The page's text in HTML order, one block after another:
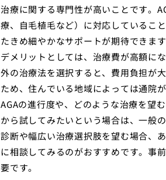
治療に関する専門性が高いことです。
療、自毛植毛など）に対応しているこ
たきめ細やかなサポートが期待できま
デメリットとしては、治療費が高額に
外の治療法を選択すると、費用負担が
ため、住んでいる地域によっては通院
AGAの進行度や、どのような治療を望
から試してみたいという場合は、一般
診断や幅広い治療選択肢を望む場合、
に相談してみるのがおすすめです。事
要です。